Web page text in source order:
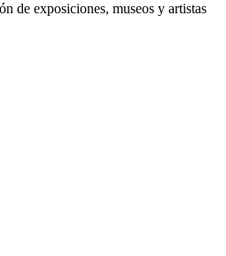
de exposiciones, museos y artistas